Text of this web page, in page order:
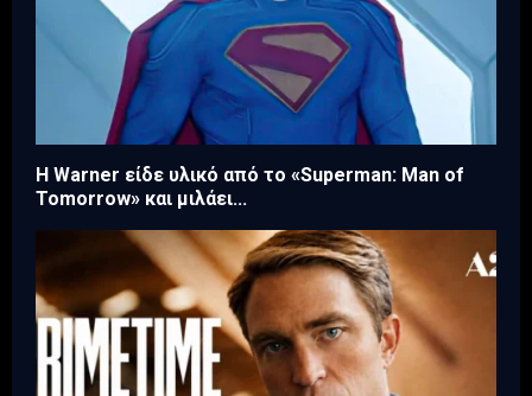
Η Warner είδε υλικό από το «Superman: Man of
Tomorrow» και μιλάει...